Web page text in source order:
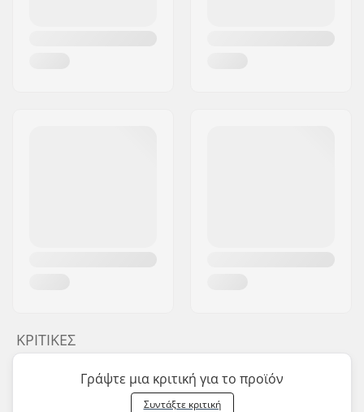
ΚΡΙΤΙΚΈΣ
Γράψτε μια κριτική για το προϊόν
Συντάξτε κριτική